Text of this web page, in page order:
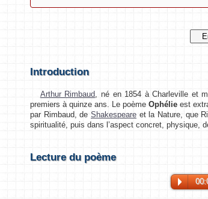
Introduction
Arthur Rimbaud , né en 1854 à Charleville et
premiers à quinze ans. Le poème Ophélie est
par Rimbaud, de Shakespeare et la Nature, que
spiritualité, puis dans l’aspect concret, physique,
Lecture du poème